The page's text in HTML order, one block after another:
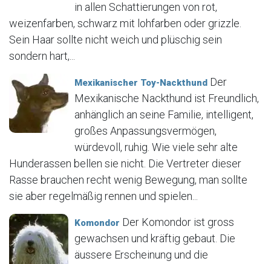
in allen Schattierungen von rot,
weizenfarben, schwarz mit lohfarben oder grizzle.
Sein Haar sollte nicht weich und plüschig sein
sondern hart,...
Mexikanischer Toy-Nackthund Der
Mexikanische Nackthund ist Freundlich,
anhänglich an seine Familie, intelligent,
großes Anpassungsvermögen,
würdevoll, ruhig. Wie viele sehr alte
Hunderassen bellen sie nicht. Die Vertreter dieser
Rasse brauchen recht wenig Bewegung, man sollte
sie aber regelmäßig rennen und spielen...
Komondor Der Komondor ist gross
gewachsen und kräftig gebaut. Die
äussere Erscheinung und die